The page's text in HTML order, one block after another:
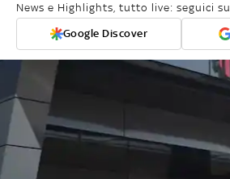
News e Highlights, tutto live: seguici su
Google Discover